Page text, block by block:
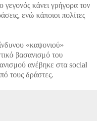
γεγονός κάνει γρήγορα τον
ενώ κάποιοι πολίτες
«καψονιού»
βασανισμό του
ανέβηκε στα social
τους δράστες.